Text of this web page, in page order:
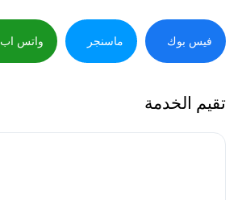
فيس بوك ماسنجر واتس اب
تقيم الخدمة